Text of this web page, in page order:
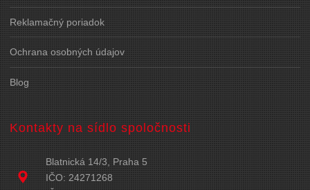
Reklamačný poriadok
Ochrana osobných údajov
Blog
Kontakty na sídlo spoločnosti
Blatnická 14/3, Praha 5
IČO: 24271268